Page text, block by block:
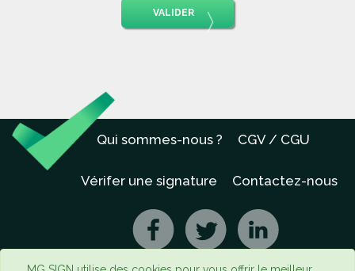
VALIDER
Qui sommes-nous ? CGV / CGU
Vérifer une signature Contactez-nous